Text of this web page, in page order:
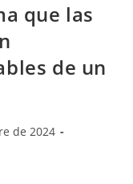
que las
de un
de 2024